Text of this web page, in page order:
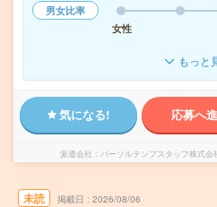
男女比率
女性
もっと
気になる! 応募へ
派遣会社 パーソルテンプスタッフ株式
未読 掲載日 2026/08/06